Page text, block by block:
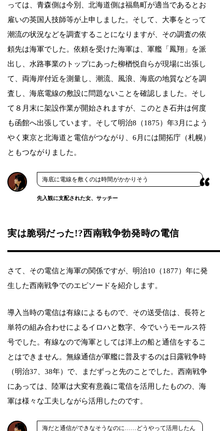
っては、青森側は今別、北海道側は福島町が適当であるとお
雇いの英国人技師等が上申しました。そして、大事をとって
潮流の状況などを調査することになりますが、その調査の依
頼先は海軍でした。依頼を受けた海軍は、軍艦「鳳翔」を派
出し、水路事業のトップにあった柳楢悦自らが現場に出張し
て、両海岸付近を測量し、潮流、風浪、海底の地質などを調
査し、海底電線の敷設に問題ないことを確認しました。そし
て８月末に架設作業が開始されますが、このとき石井は何度
も函館へ出張しています。そして明治8（1875）年3月によう
やく東京と北海道と電信がつながり、6月には開拓庁（札幌）
ともつながりました。
海底に電線を敷くのは時間がかかりそう
先入観に支配された女、サッチー
実は脆弱だった!?西南戦争勃発時の電信
さて、その電信と海軍の関係ですが、明治10（1877）年に発
生した西南戦争でのエピソードを紹介します。
導入当時の電信は有線によるもので、その送受信は、長符と
単符の組み合わせによるイロハと数字、今でいうモールス符
号でした。有線なので海軍としては洋上の船と通信をするこ
とはできません。無線通信が軍艦に普及するのは日露戦争時
（明治37、38年）で、まだずっと先のことでした。西南戦争
にあっては、陸軍は大変有意義に電信を活用したものの、海
軍は様々な工夫しながら活用したのです。
海だと通信ができなそうなのに……どうやって活用したん